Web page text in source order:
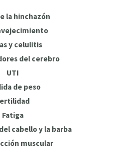
la hinchazón
y celulitis
del cerebro
UTI
de peso
Fatiga
cabello y la barba
muscular